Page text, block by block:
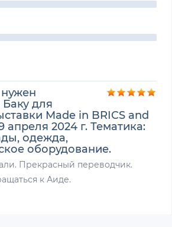
для
Made in BRICS and
апреля 2024 г. Тематика:
одежда,
оборудование.
Прекрасный переводчик.
к Аиде.